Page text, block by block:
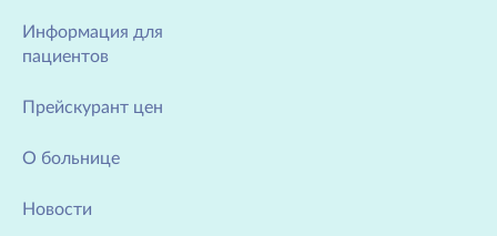
Информация для
пациентов
Прейскурант цен
О больнице
Новости